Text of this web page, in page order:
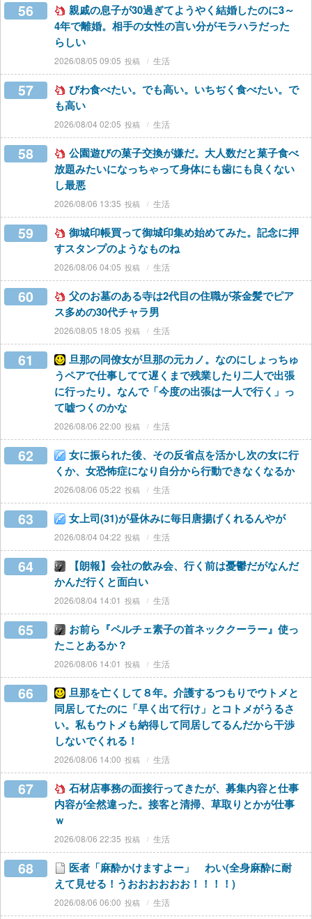
56
親戚の息子が30過ぎてようやく結婚したのに3～
4年で離婚。相手の女性の言い分がモラハラだった
らしい
2026/08/05 09:05 生活
57
びわ食べたい。でも高い。いちぢく食べたい。で
も高い
2026/08/04 02:05 生活
58
公園遊びの菓子交換が嫌だ。大人数だと菓子食べ
放題みたいになっちゃって身体にも歯にも良くない
し最悪
2026/08/06 13:35 生活
59
御城印帳買って御城印集め始めてみた。記念に押
すスタンプのようなものね
2026/08/06 04:05 生活
60
父のお墓のある寺は2代目の住職が茶金髪でピア
ス多めの30代チャラ男
2026/08/05 18:05 生活
61
旦那の同僚女が旦那の元カノ。なのにしょっちゅ
うペアで仕事してて遅くまで残業したり二人で出張
に行ったり。なんで「今度の出張は一人で行く」っ
て嘘つくのかな
2026/08/06 22:00 生活
62
女に振られた後、その反省点を活かし次の女に行
くか、女恐怖症になり自分から行動できなくなるか
2026/08/06 05:22 生活
63 女上司(31)が昼休みに毎日唐揚げくれるんやが
2026/08/04 04:22 生活
64
【朗報】会社の飲み会、行く前は憂鬱だがなんだ
かんだ行くと面白い
2026/08/04 14:01 生活
65
お前ら『ペルチェ素子の首ネッククーラー』使っ
たことあるか？
2026/08/06 14:01 生活
66
旦那を亡くして８年。介護するつもりでウトメと
同居してたのに「早く出て行け」とコトメがうるさ
い。私もウトメも納得して同居してるんだから干渉
しないでくれる！
2026/08/06 14:00 生活
67
石材店事務の面接行ってきたが、募集内容と仕事
内容が全然違った。接客と清掃、草取りとかが仕事
ｗ
2026/08/06 22:35 生活
68
医者「麻酔かけますよー」 わい(全身麻酔に耐
えて見せる！うおおおおおお！！！！)
2026/08/06 06:00 生活